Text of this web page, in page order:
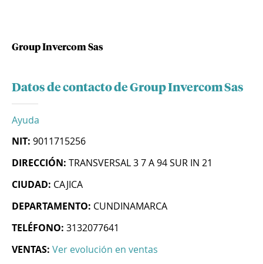
Group Invercom Sas
Datos de contacto de Group Invercom Sas
Ayuda
NIT: 9011715256
DIRECCIÓN: TRANSVERSAL 3 7 A 94 SUR IN 21
CIUDAD: CAJICA
DEPARTAMENTO: CUNDINAMARCA
TELÉFONO: 3132077641
VENTAS: Ver evolución en ventas